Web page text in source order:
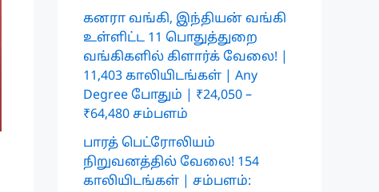
கனரா வங்கி, இந்தியன் வங்கி
உள்ளிட்ட 11 பொதுத்துறை
வங்கிகளில் கிளார்க் வேலை! |
11,403 காலியிடங்கள் | Any
Degree போதும் | ₹24,050 –
₹64,480 சம்பளம்
பாரத் பெட்ரோலியம்
நிறுவனத்தில் வேலை! 154
காலியிடங்கள் | சம்பளம்: